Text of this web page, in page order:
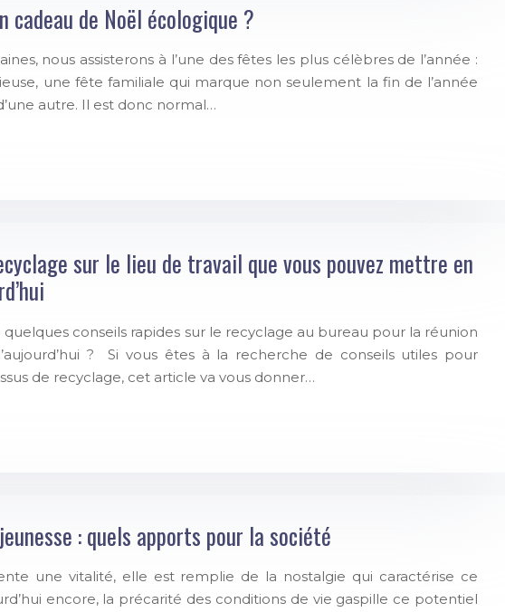
cadeau de Noël écologique ?
nous assisterons à l’une des fêtes les plus célèbres de l’année :
une fête familiale qui marque non seulement la fin de l’année
autre. Il est donc normal…
sur le lieu de travail que vous pouvez mettre en
quelques conseils rapides sur le recyclage au bureau pour la réunion
? Si vous êtes à la recherche de conseils utiles pour
de recyclage, cet article va vous donner…
: quels apports pour la société
une vitalité, elle est remplie de la nostalgie qui caractérise ce
encore, la précarité des conditions de vie gaspille ce potentiel